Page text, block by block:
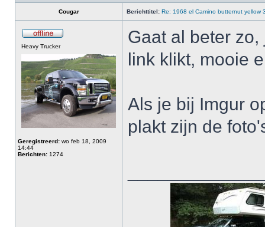
Cougar Berichttitel: Re: 1968 el Camino butternut yellow
Heavy Trucker
Geregistreerd: wo feb 18, 2009
14:44
Berichten: 1274
Gaat al beter
link klikt, mooie
Als je bij Imgur
plakt zijn de